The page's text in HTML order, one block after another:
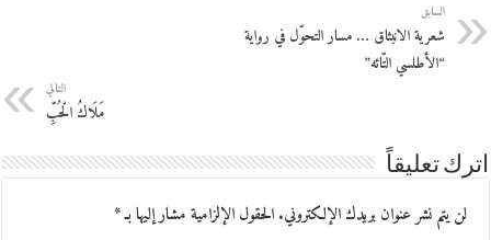
السابق
شعرية الانبثاق … مسار التحوّل في رواية
“الأطلسي التّائه”
التالي
مَلَاكُ الْحُبِّ
اترك تعليقاً
لن يتم نشر عنوان بريدك الإلكتروني.الحقول الإلزامية مشار إليها بـ*